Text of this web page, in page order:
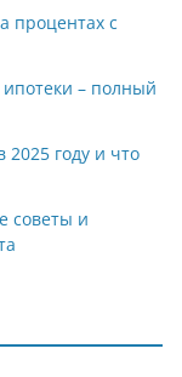
процентах с
– полный
году и что
советы и